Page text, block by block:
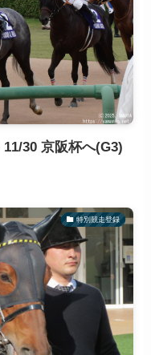
11/30 京阪杯へ(G3)
特別競走登録